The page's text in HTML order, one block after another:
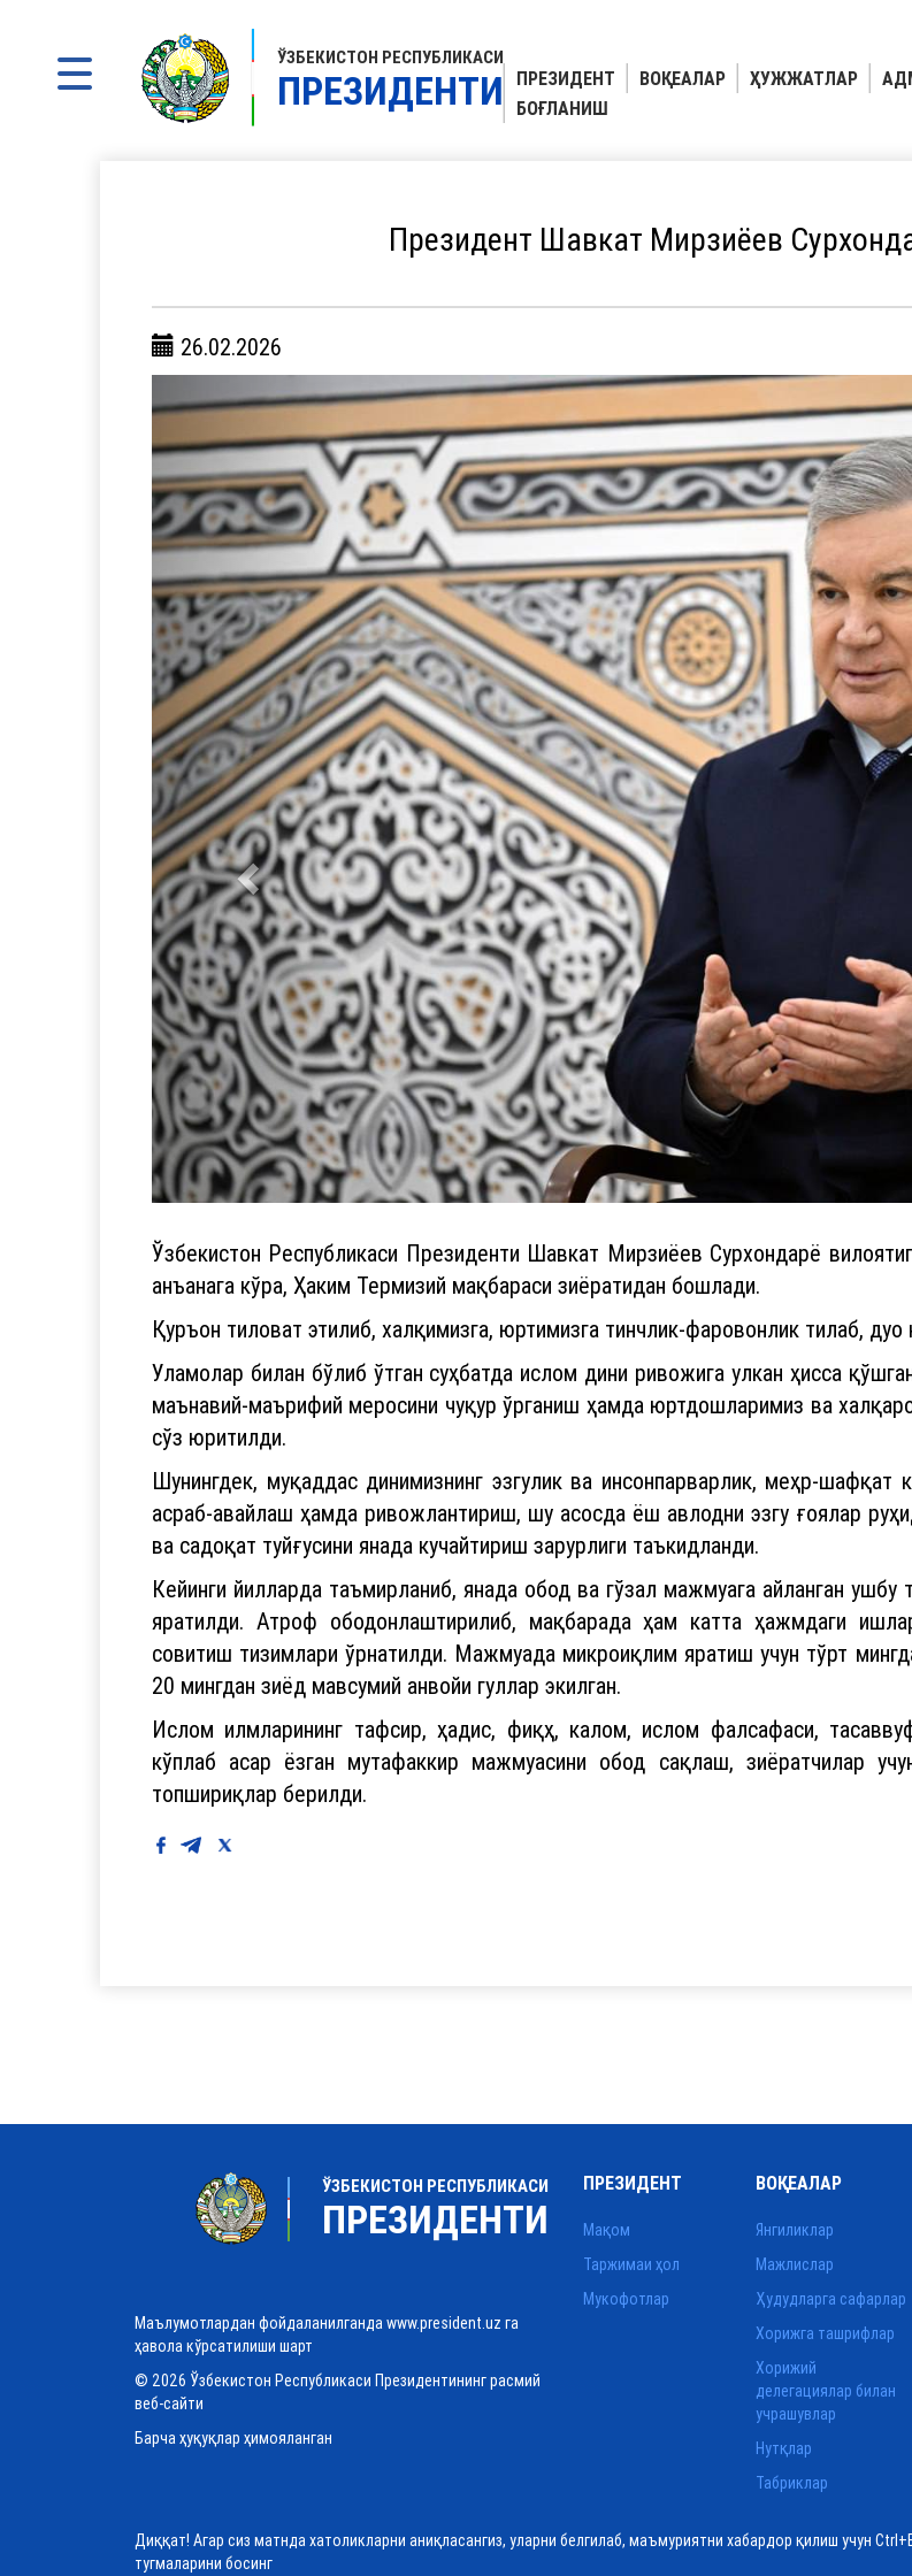
ЎЗБЕКИСТОН РЕСПУБЛИКАСИ
ПРЕЗИДЕНТИ ПРЕЗИДЕНТ ВОҚЕАЛАР ҲУЖЖАТЛАР
БОҒЛАНИШ
Президент Шавкат Мирзиёев
26.02.2026
Ўзбекистон Республикаси Президенти Шавкат Мирзиёев Сурхондарё
анъанага кўра, Ҳаким Термизий мақбараси зиёратидан бошлади.
Қуръон тиловат этилиб, халқимизга, юртимизга тинчлик-фаровонлик тилаб, дуо
Уламолар билан бўлиб ўтган суҳбатда ислом дини ривожига улкан ҳисса
маънавий-маърифий меросини чуқур ўрганиш ҳамда юртдошларимиз ва
сўз юритилди.
Шунингдек, муқаддас динимизнинг эзгулик ва инсонпарварлик, меҳр-
асраб-авайлаш ҳамда ривожлантириш, шу асосда ёш авлодни эзгу ғоялар
ва садоқат туйғусини янада кучайтириш зарурлиги таъкидланди.
Кейинги йилларда таъмирланиб, янада обод ва гўзал мажмуага айланган
яратилди. Атроф ободонлаштирилиб, мақбарада ҳам катта ҳажмдаги
совитиш тизимлари ўрнатилди. Мажмуада микроиқлим яратиш учун тўрт
20 мингдан зиёд мавсумий анвойи гуллар экилган.
Ислом илмларининг тафсир, ҳадис, фиқҳ, калом, ислом фалсафаси,
кўплаб асар ёзган мутафаккир мажмуасини обод сақлаш, зиёратчилар
топшириқлар берилди.
ЎЗБЕКИСТОН РЕСПУБЛИКАСИ
ПРЕЗИДЕНТИ
Маълумотлардан фойдаланилганда www.president.uz га
ҳавола кўрсатилиши шарт
© 2026 Ўзбекистон Республикаси Президентининг расмий
веб-сайти
Барча ҳуқуқлар ҳимояланган
ПРЕЗИДЕНТ
Мақом
Таржимаи ҳол
Мукофотлар
ВОҚЕАЛАР
Янгиликлар
Мажлислар
Ҳудудларга сафарлар
Хорижга ташрифлар
Хорижий
делегациялар билан
учрашувлар
Нутқлар
Табриклар
Диққат! Агар сиз матнда хатоликларни аниқласангиз, уларни белгилаб, маъмуриятни хабардор қилиш учун
тугмаларини босинг